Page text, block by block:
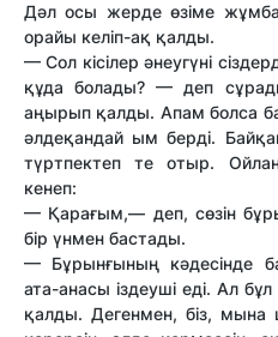
Дәл осы жерде өзіме
орайы келіп-ақ қалды.
— Сол кісілер әнеугүні
құда болады? — деп
аңырып қалды. Апам болса
әлдеқандай ым берді.
түртпектеп те отыр.
кенеп:
— Қарағым,— деп, сөзін
бір үнмен бастады.
— Бұрынғының кәдесінде
ата-анасы іздеуші еді. Ал
қалды. Дегенмен, біз, мына